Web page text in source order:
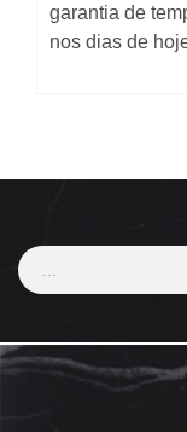
garantia de
nos dias de